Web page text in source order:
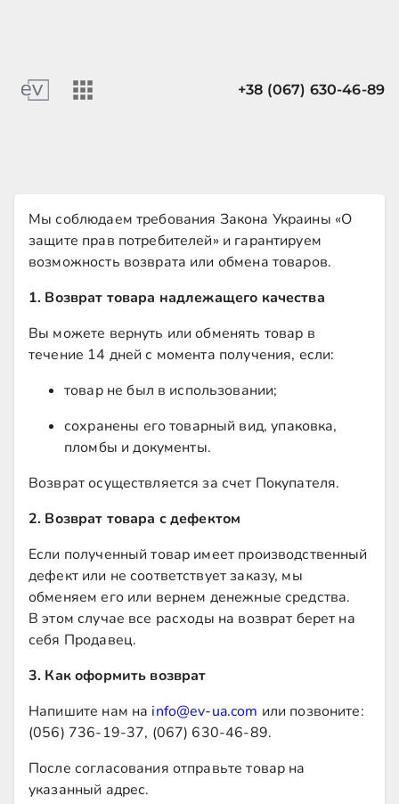
+38 (067) 630-46-89
Мы соблюдаем требования Закона Украины «О
защите прав потребителей» и гарантируем
возможность возврата или обмена товаров.
1. Возврат товара надлежащего качества
Вы можете вернуть или обменять товар в
течение 14 дней с момента получения, если:
товар не был в использовании;
сохранены его товарный вид, упаковка,
пломбы и документы.
Возврат осуществляется за счет Покупателя.
2. Возврат товара с дефектом
Если полученный товар имеет производственный
дефект или не соответствует заказу, мы
обменяем его или вернем денежные средства.
В этом случае все расходы на возврат берет на
себя Продавец.
3. Как оформить возврат
Напишите нам на info@ev-ua.com или позвоните:
(056) 736-19-37, (067) 630-46-89.
После согласования отправьте товар на
указанный адрес.